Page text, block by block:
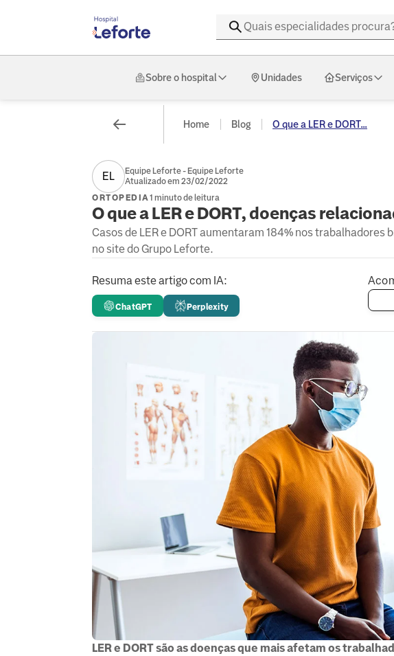
Sobre o hospital Unidades Serviços
Home Blog O que a LER e DORT...
EL
Equipe Leforte - Equipe Leforte
Atualizado em 23/02/2022
ORTOPEDIA1 minuto de leitura
O que a LER e DORT, doenças
Casos de LER e DORT aumentaram 184% nos
no site do Grupo Leforte.
Resuma este artigo com IA:
ChatGPT Perplexity
LER e DORT são as doenças que mais afetam os